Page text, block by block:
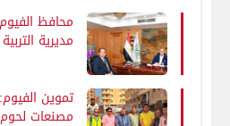
محافظ
مديرية
مصنعات لحوم